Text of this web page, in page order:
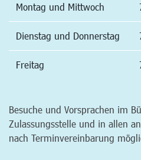
Montag und Mittwoch
Dienstag und Donnerstag
Freitag
Besuche und Vorsprachen im
Zulassungsstelle und in allen
nach Terminvereinbarung